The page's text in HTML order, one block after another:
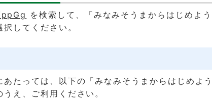
を検索して、「みなみそうまからはじめよ
してください。
あたっては、以下の「みなみそうまからはじめよ
え、ご利用ください。